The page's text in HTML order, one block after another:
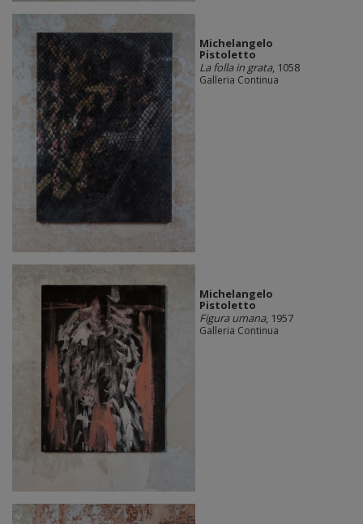
Michelangelo
Pistoletto
La folla in grata, 1058
Galleria Continua
Michelangelo
Pistoletto
Figura umana, 1957
Galleria Continua